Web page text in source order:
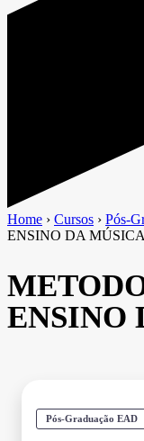
Home › Cursos › Pós-
ENSINO DA MÚSICA
ENSINO
Pós-Graduação EAD